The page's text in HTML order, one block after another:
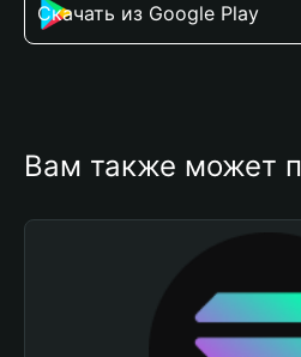
Скачать из Google Play
Вам также может